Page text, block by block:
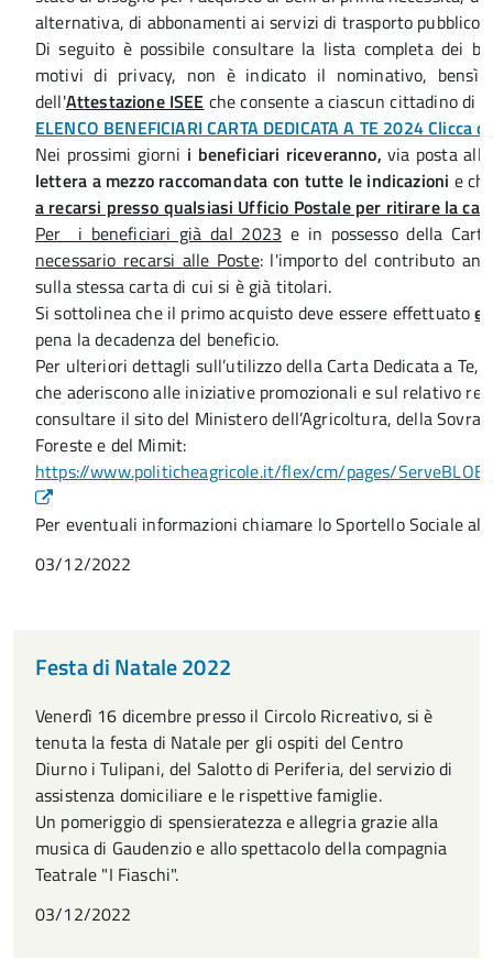
alternativa, di abbonamenti ai servizi di trasporto pubblico
Di seguito è possibile consultare la lista completa dei
motivi di privacy, non è indicato il nominativo,
dell'Attestazione ISEE che consente a ciascun cittadino di
ELENCO BENEFICIARI CARTA DEDICATA A TE 2024
Nei prossimi giorni i beneficiari riceveranno,via posta
lettera a mezzo raccomandata con tutte le indicazioni e
a recarsi presso qualsiasi Ufficio Postale per ritirare la
Per i beneficiari già dal 2023 e in possesso della
necessario recarsi alle Poste: l'importo del contributo
sulla stessa carta di cui si è già titolari.
Si sottolinea che il primo acquisto deve essere effettuato
pena la decadenza del beneficio.
Per ulteriori dettagli sull’utilizzo della Carta Dedicata a Te,
che aderiscono alle iniziative promozionali e sul relativo
consultare il sito del Ministero dell’Agricoltura, della
Foreste e del Mimit:
https://www.politicheagricole.it/flex/cm/pages/
Per eventuali informazioni chiamare lo Sportello Sociale
03/12/2022
Festa di Natale 2022
Venerdì 16 dicembre presso il Circolo Ricreativo, si è
tenuta la festa di Natale per gli ospiti del Centro
Diurno i Tulipani, del Salotto di Periferia, del servizio di
assistenza domiciliare e le rispettive famiglie.
Un pomeriggio di spensieratezza e allegria grazie alla
musica di Gaudenzio e allo spettacolo della compagnia
Teatrale "I Fiaschi".
03/12/2022